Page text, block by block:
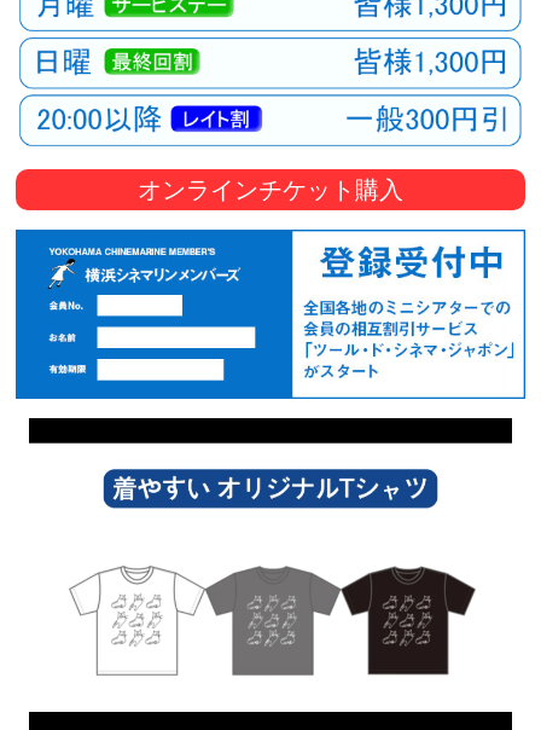
オンラインチケット購入